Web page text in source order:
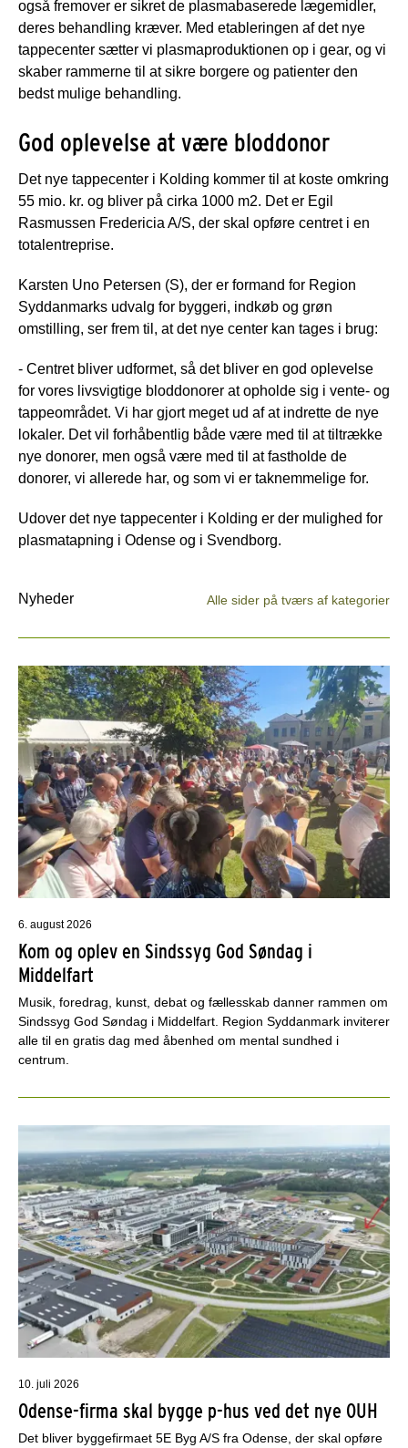
også fremover er sikret de plasmabaserede lægemidler,
deres behandling kræver. Med etableringen af det nye
tappecenter sætter vi plasmaproduktionen op i gear, og vi
skaber rammerne til at sikre borgere og patienter den
bedst mulige behandling.
God oplevelse at være bloddonor
Det nye tappecenter i Kolding kommer til at koste omkring
55 mio. kr. og bliver på cirka 1000 m2. Det er Egil
Rasmussen Fredericia A/S, der skal opføre centret i en
totalentreprise.
Karsten Uno Petersen (S), der er formand for Region
Syddanmarks udvalg for byggeri, indkøb og grøn
omstilling, ser frem til, at det nye center kan tages i brug:
- Centret bliver udformet, så det bliver en god oplevelse
for vores livsvigtige bloddonorer at opholde sig i vente- og
tappeområdet. Vi har gjort meget ud af at indrette de nye
lokaler. Det vil forhåbentlig både være med til at tiltrække
nye donorer, men også være med til at fastholde de
donorer, vi allerede har, og som vi er taknemmelige for.
Udover det nye tappecenter i Kolding er der mulighed for
plasmatapning i Odense og i Svendborg.
Nyheder Alle sider på tværs af kategorier
6. august 2026
Kom og oplev en Sindssyg God Søndag i
Middelfart
Musik, foredrag, kunst, debat og fællesskab danner rammen om
Sindssyg God Søndag i Middelfart. Region Syddanmark inviterer
alle til en gratis dag med åbenhed om mental sundhed i
centrum.
10. juli 2026
Odense-firma skal bygge p-hus ved det nye OUH
Det bliver byggefirmaet 5E Byg A/S fra Odense, der skal opføre